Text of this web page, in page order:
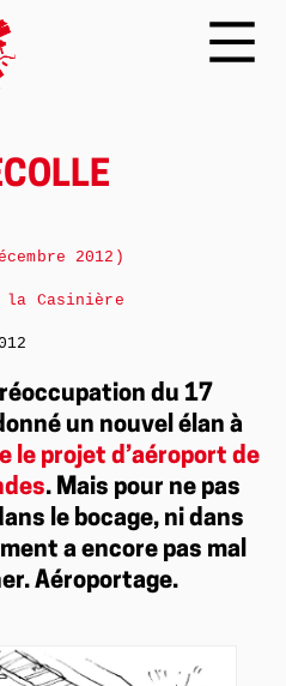
du 17
un nouvel élan à
le projet d’aéroport de
. Mais pour ne pas
le bocage, ni dans
a encore pas mal
Aéroportage.
2012)
la Casinière